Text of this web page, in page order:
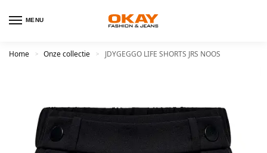
MENU
Home > Onze collectie > JDYGEGGO LIFE SHORTS JRS NOOS